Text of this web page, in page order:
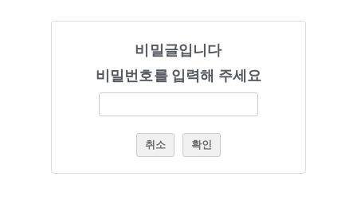
비밀글입니다
비밀번호를 입력해 주세요
취소 확인